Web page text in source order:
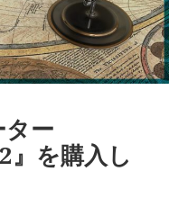
ー
』を購入し